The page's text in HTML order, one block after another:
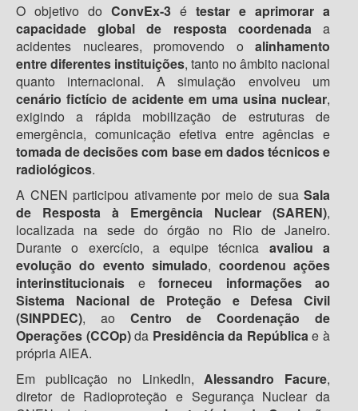
O objetivo do ConvEx-3 é testar e aprimorar a
capacidade global de resposta coordenada a
acidentes nucleares, promovendo o alinhamento
entre diferentes instituições, tanto no âmbito nacional
quanto internacional. A simulação envolveu um
cenário fictício de acidente em uma usina nuclear,
exigindo a rápida mobilização de estruturas de
emergência, comunicação efetiva entre agências e
tomada de decisões com base em dados técnicos e
radiológicos.
A CNEN participou ativamente por meio de sua Sala
de Resposta à Emergência Nuclear (SAREN),
localizada na sede do órgão no Rio de Janeiro.
Durante o exercício, a equipe técnica avaliou a
evolução do evento simulado, coordenou ações
interinstitucionais e forneceu informações ao
Sistema Nacional de Proteção e Defesa Civil
(SINPDEC), ao Centro de Coordenação de
Operações (CCOp)da Presidência da República e à
própria AIEA.
Em publicação no LinkedIn, Alessandro Facure,
diretor de Radioproteção e Segurança Nuclear da